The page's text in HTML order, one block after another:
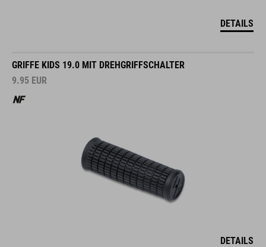
DETAILS
GRIFFE KIDS 19.0 MIT DREHGRIFFSCHALTER
9.95 EUR
DETAILS